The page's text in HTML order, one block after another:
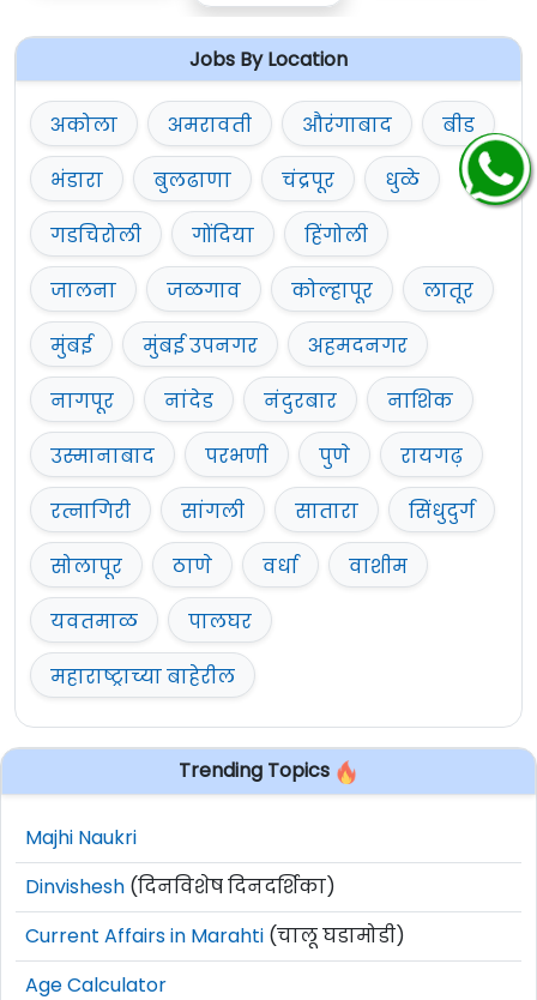
Jobs By Location
अकोला अमरावती औरंगाबाद
बीड
भंडारा
बुलढाणा चंद्रपूर
धुळे
गडचिरोली
गोंदिया
हिंगोली
जालना
जळगाव कोल्हापूर
लातूर
मुंबई
मुंबई उपनगर
अहमदनगर
नागपूर
नांदेड नंदुरबार
नाशिक
उस्मानाबाद
परभणी पुणे
रायगढ़
रत्नागिरी
सांगली सातारा
सिंधुदुर्ग
सोलापूर
ठाणे वर्धा
वाशीम
यवतमाळ
पालघर
महाराष्ट्राच्या बाहेरील
Trending Topics
Majhi Naukri
Dinvishesh (दिनविशेष दिनदर्शिका)
Current Affairs in Marahti (चालू घडामोडी)
Age Calculator